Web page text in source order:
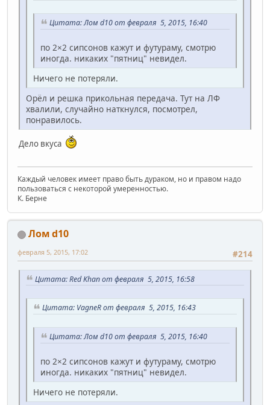
Цитата: Лом d10 от февраля 5, 2015, 16:40
по 2×2 сипсонов кажут и футураму, смотрю
иногда. никаких "пятниц" невидел.
Ничего не потеряли.
Орёл и решка прикольная передача. Тут на ЛФ
хвалили, случайно наткнулся, посмотрел,
понравилось.
Дело вкуса
Каждый человек имеет право быть дураком, но и правом надо
пользоваться с некоторой умеренностью.
К. Берне
Лом d10
#214
февраля 5, 2015, 17:02
Цитата: Red Khan от февраля 5, 2015, 16:58
Цитата: VagneR от февраля 5, 2015, 16:43
Цитата: Лом d10 от февраля 5, 2015, 16:40
по 2×2 сипсонов кажут и футураму, смотрю
иногда. никаких "пятниц" невидел.
Ничего не потеряли.